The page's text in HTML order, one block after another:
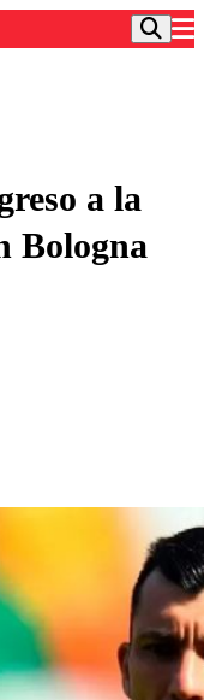
a la
Bologna